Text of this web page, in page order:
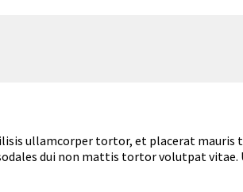
ullamcorper tortor, et placerat
dui non mattis tortor volutpat